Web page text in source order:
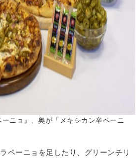
ニョ』、奥が「メキシカン辛ペーニ
ペーニョを足したり、グリーンチリ